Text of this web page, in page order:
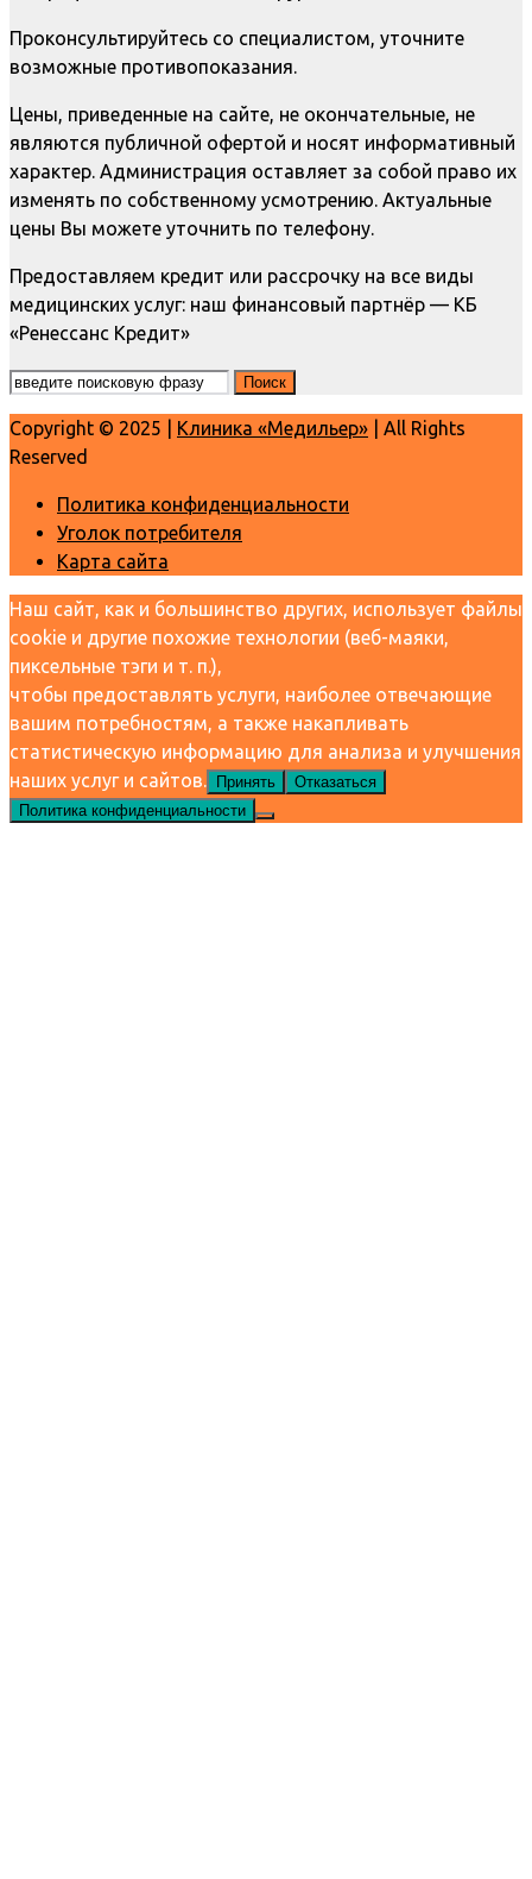
Проконсультируйтесь со специалистом, уточните
возможные противопоказания.
Цены, приведенные на сайте, не окончательные, не
являются публичной офертой и носят информативный
характер. Администрация оставляет за собой право их
изменять по собственному усмотрению. Актуальные
цены Вы можете уточнить по телефону.
Предоставляем кредит или рассрочку на все виды
медицинских услуг: наш финансовый партнёр — КБ
«Ренессанс Кредит»
Copyright © 2025 | Клиника «Медильер» | All Rights
Reserved
Политика конфиденциальности
Уголок потребителя
Карта сайта
Наш сайт, как и большинство других, использует файлы
cookie и другие похожие технологии (веб-маяки,
пиксельные тэги и т. п.),
чтобы предоставлять услуги, наиболее отвечающие
вашим потребностям, а также накапливать
статистическую информацию для анализа и улучшения
наших услуг и сайтов.
Принять
Отказаться
Политика конфиденциальности